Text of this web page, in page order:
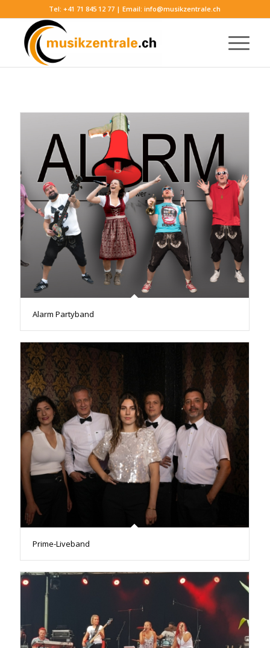
Tel:+41 71 845 12 77 | Email:info@musikzentrale.ch
Alarm Partyband
Prime-Liveband